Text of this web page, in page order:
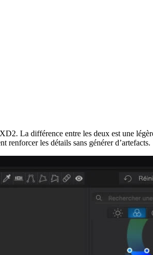
La différence entre les deux est une
les détails sans générer d’artefacts.